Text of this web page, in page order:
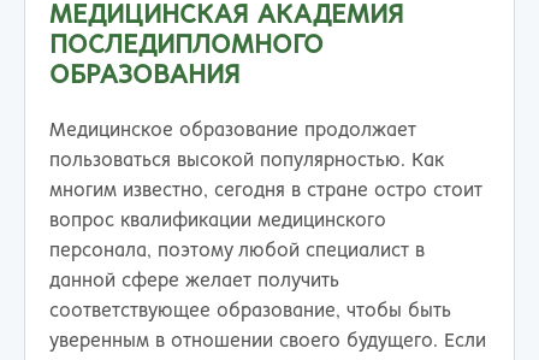
МЕДИЦИНСКАЯ АКАДЕМИЯ
ПОСЛЕДИПЛОМНОГО
ОБРАЗОВАНИЯ
Медицинское образование продолжает
пользоваться высокой популярностью. Как
многим известно, сегодня в стране остро стоит
вопрос квалификации медицинского
персонала, поэтому любой специалист в
данной сфере желает получить
соответствующее образование, чтобы быть
уверенным в отношении своего будущего. Если